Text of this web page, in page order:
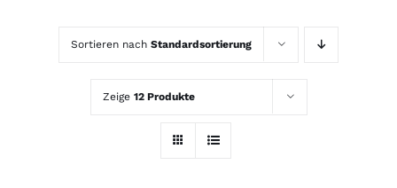
Produkte
Sortieren nach Standardsortierung
Zeige 12 Produkte